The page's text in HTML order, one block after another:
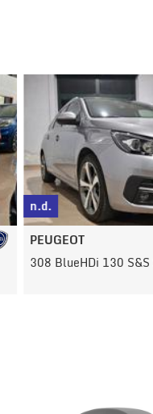
n.d.
PEUGEOT
308 BlueHDi 130